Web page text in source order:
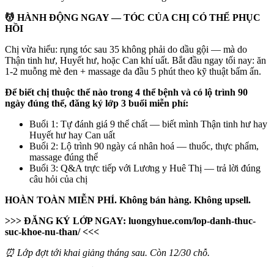
💆 HÀNH ĐỘNG NGAY — TÓC CỦA CHỊ CÓ THỂ PHỤC
HỒI
Chị vừa hiểu: rụng tóc sau 35 không phải do dầu gội — mà do
Thận tinh hư, Huyết hư, hoặc Can khí uất. Bắt đầu ngay tối nay: ăn
1-2 muỗng mè đen + massage da đầu 5 phút theo kỹ thuật bấm ấn.
Để biết chị thuộc thể nào trong 4 thể bệnh và có lộ trình 90
ngày đúng thể, đăng ký lớp 3 buổi miễn phí:
Buổi 1: Tự đánh giá 9 thể chất — biết mình Thận tinh hư hay
Huyết hư hay Can uất
Buổi 2: Lộ trình 90 ngày cá nhân hoá — thuốc, thực phẩm,
massage đúng thể
Buổi 3: Q&A trực tiếp với Lương y Huê Thị — trả lời đúng
câu hỏi của chị
HOÀN TOÀN MIỄN PHÍ. Không bán hàng. Không upsell.
>>> ĐĂNG KÝ LỚP NGAY: luongyhue.com/lop-danh-thuc-
suc-khoe-nu-than/ <<<
⏰ Lớp đợt tới khai giảng tháng sau. Còn 12/30 chỗ.